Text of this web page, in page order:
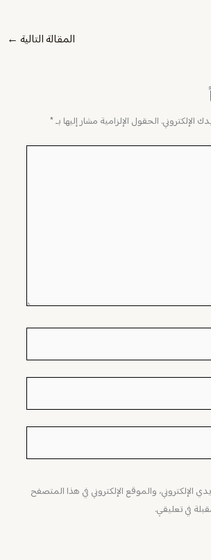
المقالة التالية ←
الإلكتروني. الحقول الإلزامية مشار إليها بـ*
الإلكتروني، والموقع الإلكتروني في هذا المتصفح
في تعليقي.